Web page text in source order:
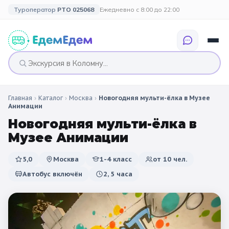
Туроператор РТО 025068 Ежедневно с 8:00 до 22:00
🎉 ПО ПРАЗДНИКАМ
Все праздники
🔔 1 сентября
🗳️ 18 сентября
🥞 Масленица
🗓️ ПО КАНИКУЛАМ
🍂 Осенние
☀️ Летние
🗓️ ПО ДЛИТЕЛЬНОСТИ
Однодневные
2 дня / 1 ночь
🎉 СОБЫТИЙНЫЕ
🎄 Новогодние
🌷 Весенние
каникулы
🎓 Выпускные
Главная › Каталог › Москва › Новогодняя мульти-ёлка в Музее
Анимации
Новогодняя мульти-ёлка в
Музее Анимации
5,0 Москва 1-4 класс от 10 чел.
Автобус включён
2, 5 часа